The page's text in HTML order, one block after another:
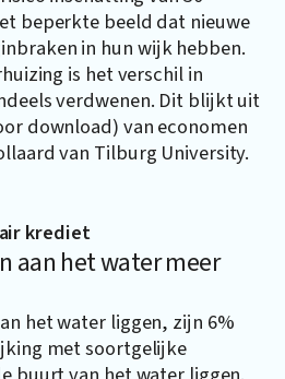
beperkte beeld dat nieuwe
in hun wijk hebben.
is het verschil in
verdwenen. Dit blijkt uit
download) van economen
van Tilburg University.
krediet
aan het water meer
het water liggen, zijn 6%
met soortgelijke